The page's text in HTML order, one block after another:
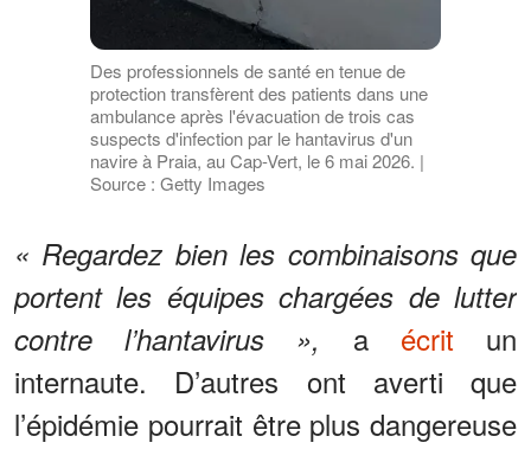
Des professionnels de santé en tenue de
protection transfèrent des patients dans une
ambulance après l'évacuation de trois cas
suspects d'infection par le hantavirus d'un
navire à Praia, au Cap-Vert, le 6 mai 2026. |
Source : Getty Images
« Regardez bien les combinaisons que
portent les équipes chargées de lutter
contre l’hantavirus »,
a écrit un
internaute. D’autres ont averti que
l’épidémie pourrait être plus dangereuse